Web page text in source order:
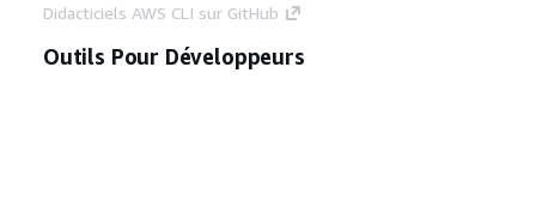
Didacticiels AWS CLI sur GitHub
Outils Pour Développeurs